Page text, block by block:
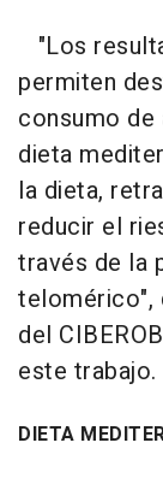
"Los
permiten
consumo
dieta
la dieta,
reducir el
través de la
telomérico",
del
este trabajo.
DIETA